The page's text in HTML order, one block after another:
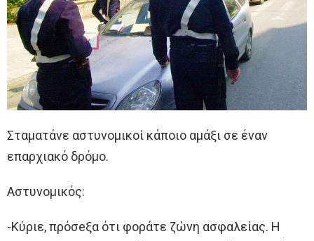
Σταματάνε αστυνομικοί κάποιο αμάξι σε έναν
επαρχιακό δρόμο.
Αστυνομικός:
-Κύριε, πρόσeξα ότι φοράτε ζώνη ασφαλείας. Η